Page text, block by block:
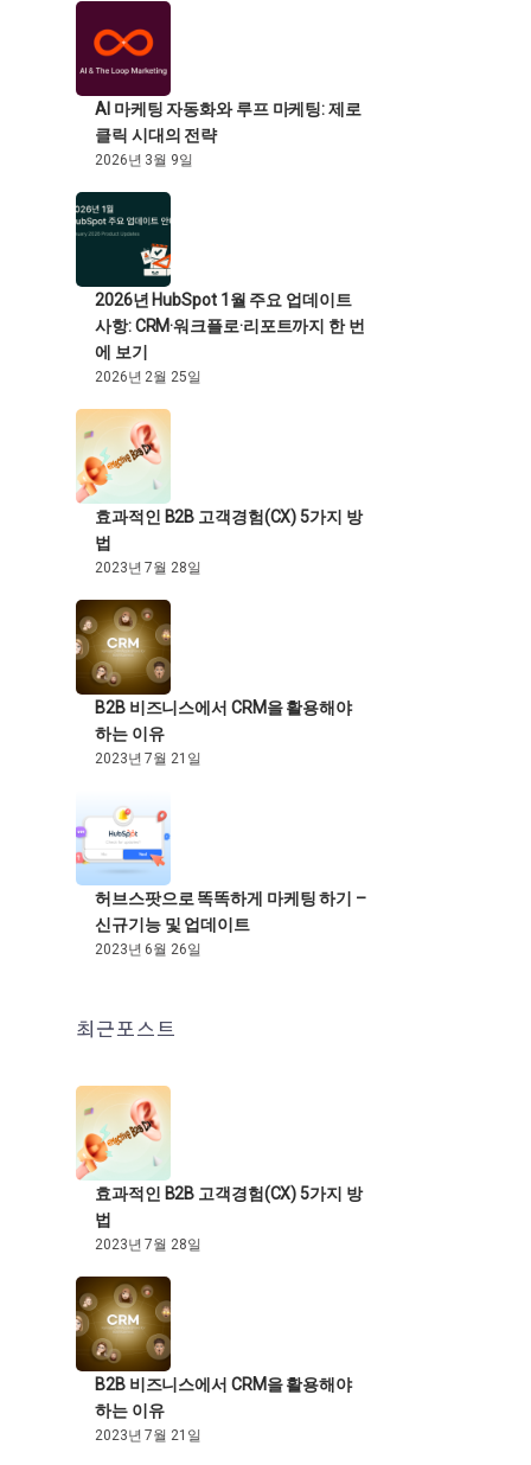
AI 마케팅 자동화와 루프 마케팅: 제로
클릭 시대의 전략
2026년 3월 9일
2026년 HubSpot 1월 주요 업데이트
사항: CRM·워크플로·리포트까지 한 번
에 보기
2026년 2월 25일
효과적인 B2B 고객경험(CX) 5가지 방
법
2023년 7월 28일
B2B 비즈니스에서 CRM을 활용해야
하는 이유
2023년 7월 21일
허브스팟으로 똑똑하게 마케팅 하기 –
신규기능 및 업데이트
2023년 6월 26일
최근포스트
효과적인 B2B 고객경험(CX) 5가지 방
법
2023년 7월 28일
B2B 비즈니스에서 CRM을 활용해야
하는 이유
2023년 7월 21일